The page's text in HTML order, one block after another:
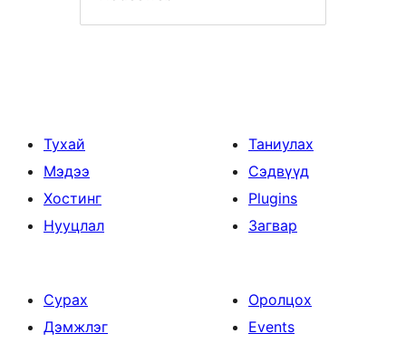
Тухай
Мэдээ
Хостинг
Нууцлал
Таниулах
Сэдвүүд
Plugins
Загвар
Сурах
Дэмжлэг
Оролцох
Events